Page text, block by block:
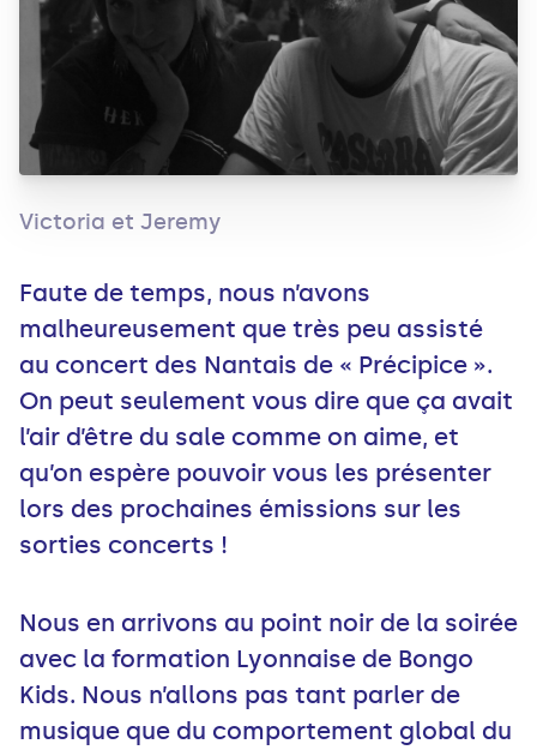
Victoria et Jeremy
Faute de temps, nous n’avons
malheureusement que très peu assisté
au concert des Nantais de « Précipice ».
On peut seulement vous dire que ça avait
l’air d’être du sale comme on aime, et
qu’on espère pouvoir vous les présenter
lors des prochaines émissions sur les
sorties concerts !
Nous en arrivons au point noir de la soirée
avec la formation Lyonnaise de Bongo
Kids. Nous n’allons pas tant parler de
musique que du comportement global du